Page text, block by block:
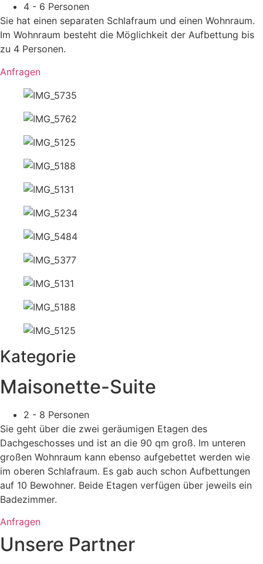
4 - 6 Personen
Sie hat einen separaten Schlafraum und einen Wohnraum.
Im Wohnraum besteht die Möglichkeit der Aufbettung bis
zu 4 Personen.
Anfragen
Kategorie
Maisonette-Suite
2 - 8 Personen
Sie geht über die zwei geräumigen Etagen des
Dachgeschosses und ist an die 90 qm groß. Im unteren
großen Wohnraum kann ebenso aufgebettet werden wie
im oberen Schlafraum. Es gab auch schon Aufbettungen
auf 10 Bewohner. Beide Etagen verfügen über jeweils ein
Badezimmer.
Anfragen
Unsere Partner